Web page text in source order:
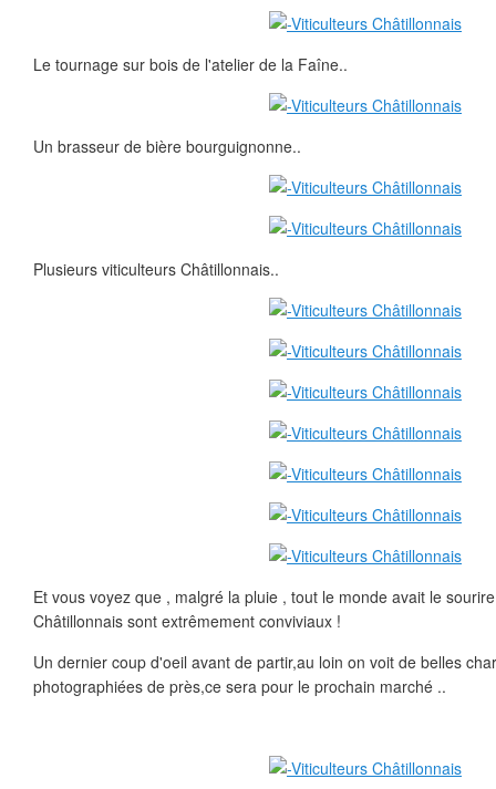
Le tournage sur bois de l'atelier de la Faîne..
Un brasseur de bière bourguignonne..
Plusieurs viticulteurs Châtillonnais..
Et vous voyez que , malgré la pluie , tout le monde avait le
Châtillonnais sont extrêmement conviviaux !
Un dernier coup d'oeil avant de partir,au loin on voit de belles
photographiées de près,ce sera pour le prochain marché ..